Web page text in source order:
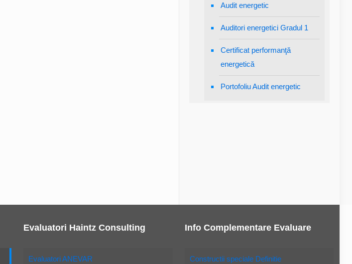
Audit energetic
Auditori energetici Gradul 1
Certificat performanţă
energetică
Portofoliu Audit energetic
Evaluatori Haintz Consulting
Evaluatori ANEVAR
Info Complementare Evaluare
Constructii speciale Definitie